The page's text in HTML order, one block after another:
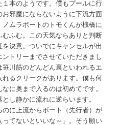
本のようです。僕もプールに行
邪魔にならないように下流方面
ムラボートのトモくんが桟橋に
ふむ。この天気ならありと判断
決意。ついでにキャンセルが出
トリーまでさせていただきまし
川筋のどんどん裏といわれるエ
るクリークがあります。僕も何
に奥まで入るのは初めてです。
し静かに流れに逆らいます。
のに上流からボート（先行者）が
てないといいな～」。そう願い